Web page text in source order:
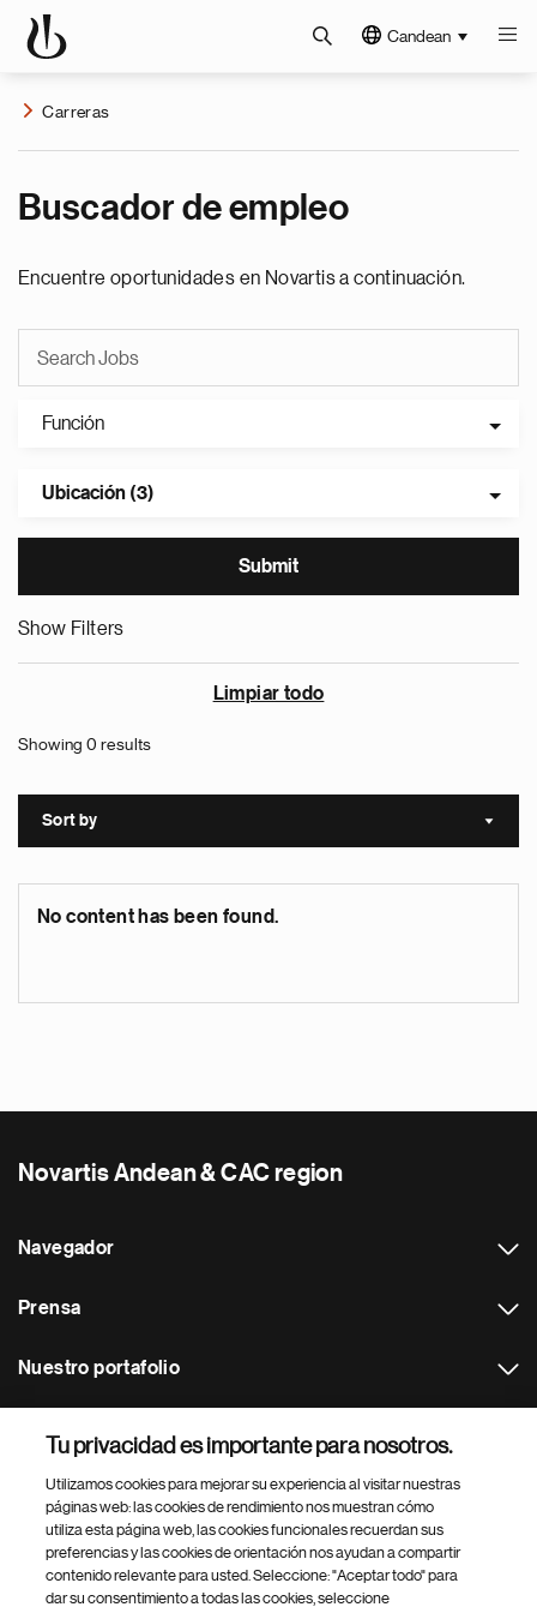
Candean
Carreras
Buscador de empleo
Encuentre oportunidades en Novartis a continuación.
Función
Ubicación (3)
Show Filters
Limpiar todo
Showing 0 results
Sort by Sort
No content has been found.
Novartis Andean & CAC region
Navegador
Prensa
Nuestro portafolio
Footer Site Search
Tu privacidad es importante para nosotros.
Utilizamos cookies para mejorar su experiencia al visitar nuestras
páginas web: las cookies de rendimiento nos muestran cómo
utiliza esta página web, las cookies funcionales recuerdan sus
preferencias y las cookies de orientación nos ayudan a compartir
contenido relevante para usted. Seleccione: "Aceptar todo" para
dar su consentimiento a todas las cookies, seleccione